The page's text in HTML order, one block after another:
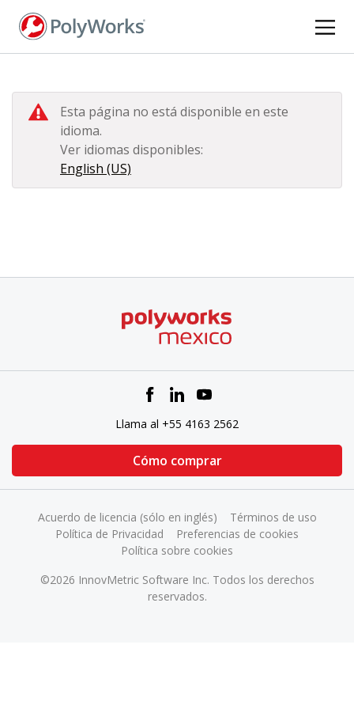
Pasar
Esta página no está disponible en este
idioma.
Ver idiomas disponibles:
English (US)
Llama al +55 4163 2562
Cómo comprar
©2026 InnovMetric Software Inc. Todos los derechos
reservados.
Acuerdo de licencia (sólo en inglés)
Términos de uso
Política de Privacidad
Preferencias de cookies
Política sobre cookies